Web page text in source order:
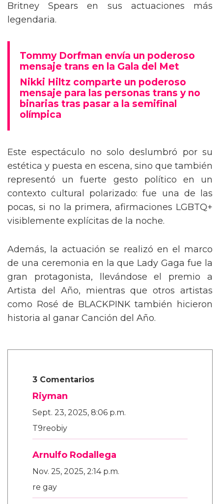
Britney Spears en sus actuaciones más
legendaria.
Tommy Dorfman envía un poderoso
mensaje trans en la Gala del Met
Nikki Hiltz comparte un poderoso
mensaje para las personas trans y no
binarias tras pasar a la semifinal
olímpica
Este espectáculo no solo deslumbró por su
estética y puesta en escena, sino que también
representó un fuerte gesto político en un
contexto cultural polarizado: fue una de las
pocas, si no la primera, afirmaciones LGBTQ+
visiblemente explícitas de la noche.
Además, la actuación se realizó en el marco
de una ceremonia en la que Lady Gaga fue la
gran protagonista, llevándose el premio a
Artista del Año, mientras que otros artistas
como Rosé de BLACKPINK también hicieron
historia al ganar Canción del Año.
3 Comentarios
Riyman
Sept. 23, 2025, 8:06 p.m.
T9reobiy
Arnulfo Rodallega
Nov. 25, 2025, 2:14 p.m.
re gay